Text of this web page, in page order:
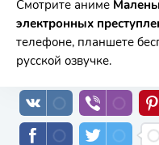
Смотрите аниме
электронных
телефоне, планшете
русской озвучке.